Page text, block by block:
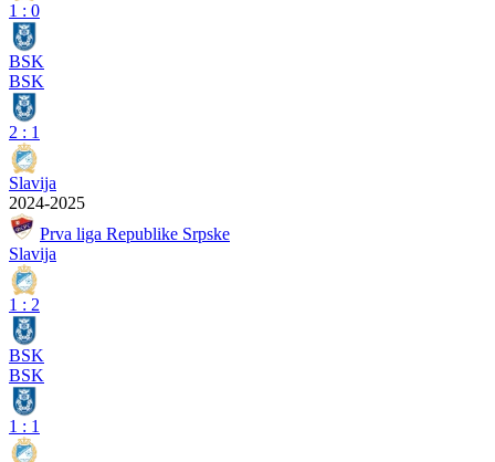
1 : 0
BSK
BSK
2 : 1
Slavija
2024-2025
Prva liga Republike Srpske
Slavija
1 : 2
BSK
BSK
1 : 1